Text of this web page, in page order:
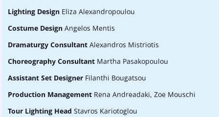
Lighting Design Eliza Alexandropoulou
Costume Design Angelos Mentis
Dramaturgy Consultant Alexandros Mistriotis
Choreography Consultant Martha Pasakopoulou
Assistant Set Designer Filanthi Bougatsou
Production Management Rena Andreadaki, Zoe Mouschi
Tour Lighting Head Stavros Kariotoglou